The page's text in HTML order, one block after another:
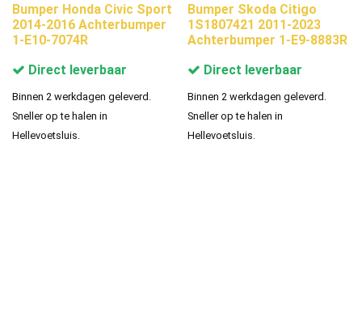
Bumper Honda Civic Sport
2014-2016 Achterbumper
1-E10-7074R
Direct leverbaar
Binnen 2 werkdagen geleverd.
Sneller op te halen in
Hellevoetsluis.
Bumper Skoda Citigo
1S1807421 2011-2023
Achterbumper 1-E9-8883R
Direct leverbaar
Binnen 2 werkdagen geleverd.
Sneller op te halen in
Hellevoetsluis.